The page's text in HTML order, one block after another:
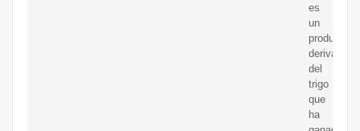
es
un
producto
derivado
del
trigo
que
ha